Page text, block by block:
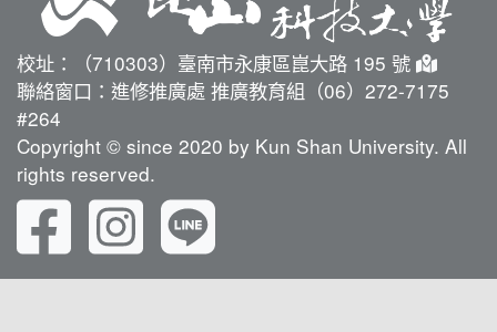
校址：（710303）臺南市永康區崑大路 195 號
聯絡窗口：進修推廣處 推廣教育組（06）272-7175
#264
Copyright © since 2020 by Kun Shan University. All
rights reserved.